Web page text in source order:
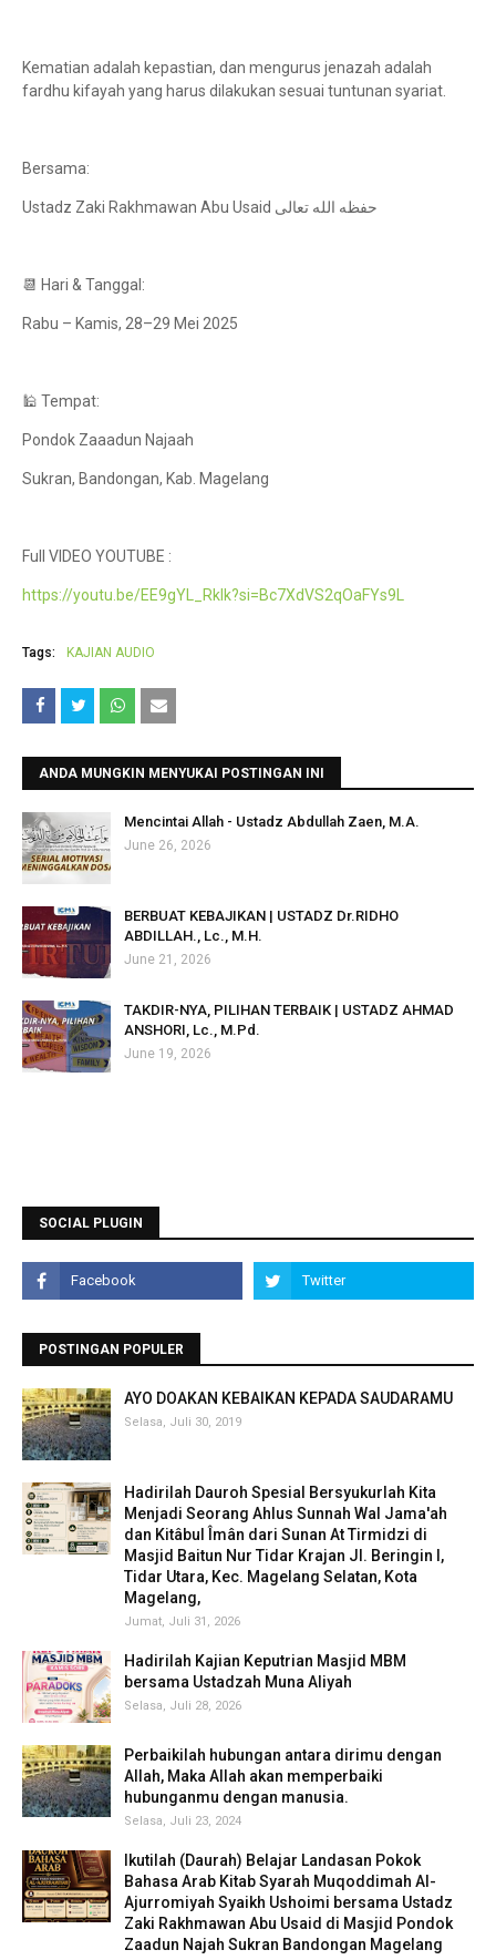
Kematian adalah kepastian, dan mengurus jenazah adalah
fardhu kifayah yang harus dilakukan sesuai tuntunan syariat.
Bersama:
Ustadz Zaki Rakhmawan Abu Usaid حفظه الله تعالى
📆 Hari & Tanggal:
Rabu – Kamis, 28–29 Mei 2025
🕌 Tempat:
Pondok Zaaadun Najaah
Sukran, Bandongan, Kab. Magelang
Full VIDEO YOUTUBE :
https://youtu.be/EE9gYL_RkIk?si=Bc7XdVS2qOaFYs9L
Tags: KAJIAN AUDIO
ANDA MUNGKIN MENYUKAI POSTINGAN INI
Mencintai Allah - Ustadz Abdullah Zaen, M.A.
June 26, 2026
BERBUAT KEBAJIKAN | USTADZ Dr.RIDHO
ABDILLAH., Lc., M.H.
June 21, 2026
TAKDIR-NYA, PILIHAN TERBAIK | USTADZ AHMAD
ANSHORI, Lc., M.Pd.
June 19, 2026
SOCIAL PLUGIN
POSTINGAN POPULER
AYO DOAKAN KEBAIKAN KEPADA SAUDARAMU
Selasa, Juli 30, 2019
Hadirilah Dauroh Spesial Bersyukurlah Kita
Menjadi Seorang Ahlus Sunnah Wal Jama'ah
dan Kitâbul Îmân dari Sunan At Tirmidzi di
Masjid Baitun Nur Tidar Krajan Jl. Beringin I,
Tidar Utara, Kec. Magelang Selatan, Kota
Magelang,
Jumat, Juli 31, 2026
Hadirilah Kajian Keputrian Masjid MBM
bersama Ustadzah Muna Aliyah
Selasa, Juli 28, 2026
Perbaikilah hubungan antara dirimu dengan
Allah, Maka Allah akan memperbaiki
hubunganmu dengan manusia.
Selasa, Juli 23, 2024
Ikutilah (Daurah) Belajar Landasan Pokok
Bahasa Arab Kitab Syarah Muqoddimah Al-
Ajurromiyah Syaikh Ushoimi bersama Ustadz
Zaki Rakhmawan Abu Usaid di Masjid Pondok
Zaadun Najah Sukran Bandongan Magelang